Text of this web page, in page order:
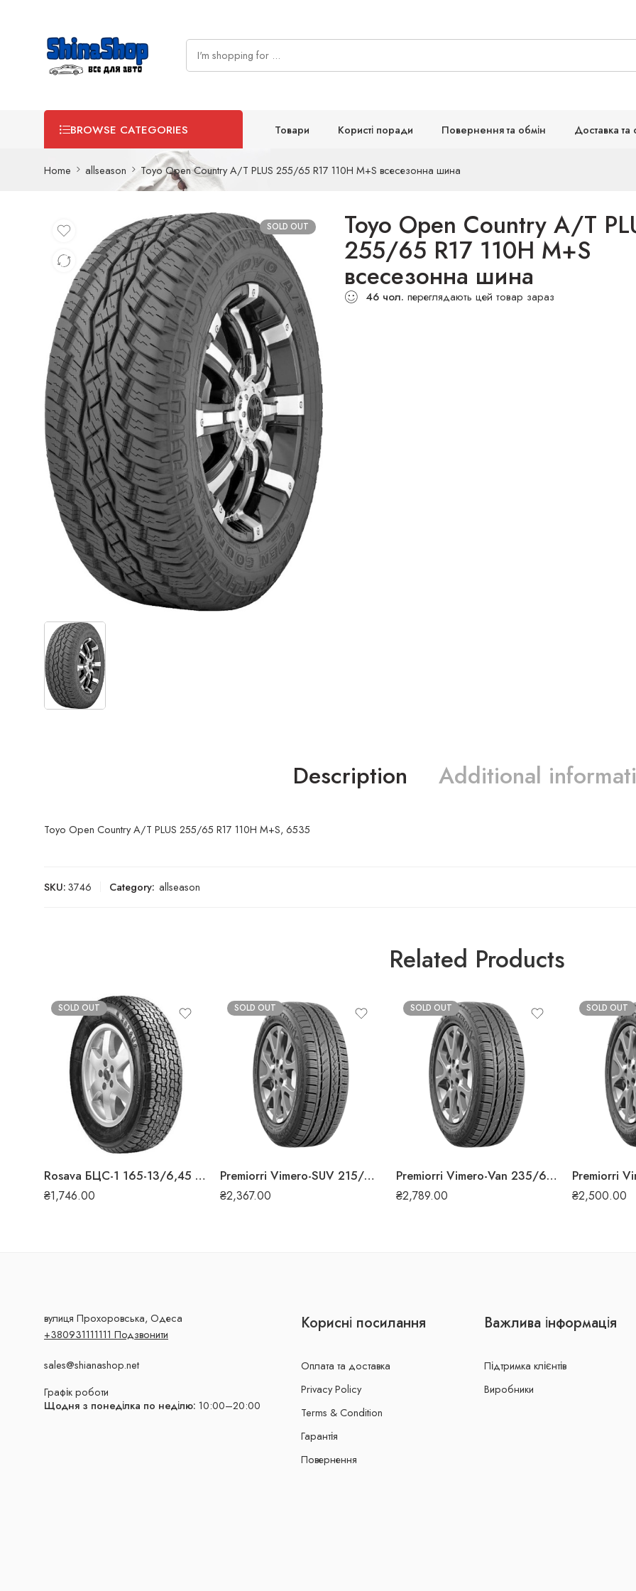
BROWSE CATEGORIES Товари Користі поради Повернення та обмін Доставка та
Home allseason Toyo Open Country A/T PLUS 255/65 R17 110H M+S всесезонна шина
SOLD OUT Toyo Open Country A/T
255/65 R17 110H M+S
всесезонна шина
46 чол. переглядають цей товар зараз
Description Additional
Toyo Open Country A/T PLUS 255/65 R17 110H M+S, 6535
SKU:3746 Category: allseason
Related Products
SOLD OUT
Rosava БЦС-1 165-13/6,45 R13 78P всесезонна шина
₴1,746.00
SOLD OUT
Premiorri Vimero-SUV 215/60 R17 96H всесезонна шина
₴2,367.00
SOLD OUT
Premiorri Vimero-Van 235/65 R16C 115/113 R всесезонна шина
₴2,789.00
SOLD OUT
₴2,500.00
вулиця Прохоровська, Одеса
+380931111111 Подзвонити
sales@shianashop.net
Графік роботи
Щодня з понеділка по неділю: 10:00–20:00
Корисні посилання
Оплата та доставка
Privacy Policy
Terms & Condition
Гарантія
Повернення
Важлива інформація
Підтримка клієнтів
Виробники